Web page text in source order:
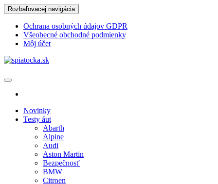
Skip
to
content
Rozbaľovacej navigácia
Ochrana osobných údajov GDPR
Všeobecné obchodné podmienky
Môj účet
Novinky
Testy áut
Abarth
Alpine
Audi
Aston Martin
Bezpečnosť
BMW
Citroen